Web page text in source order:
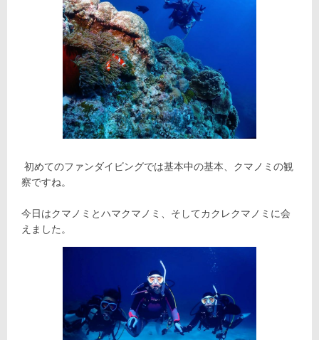
初めてのファンダイビングでは基本中の基本、クマノミの観
察ですね。
今日はクマノミとハマクマノミ、そしてカクレクマノミに会
えました。